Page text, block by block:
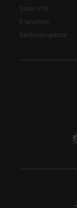
Store Info
Franchise
Stellenangebote